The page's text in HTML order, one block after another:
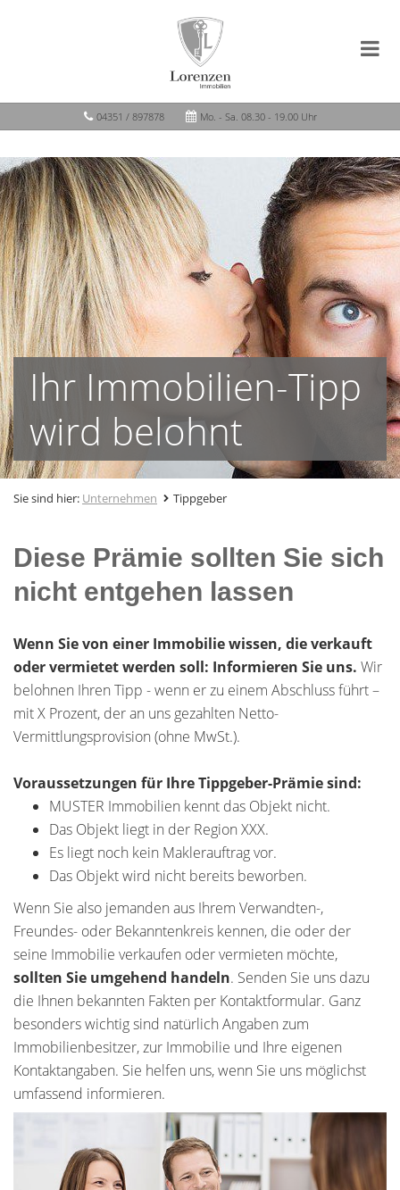
04351 / 897878 Mo. - Sa. 08.30 - 19.00 Uhr
Ihr Immobilien-Tipp
wird belohnt
Sie sind hier: Unternehmen Tippgeber
Diese Prämie sollten Sie sich
nicht entgehen lassen
Wenn Sie von einer Immobilie wissen, die verkauft
oder vermietet werden soll: Informieren Sie uns. Wir
belohnen Ihren Tipp - wenn er zu einem Abschluss führt –
mit X Prozent, der an uns gezahlten Netto-
Vermittlungsprovision (ohne MwSt.).
Voraussetzungen für Ihre Tippgeber-Prämie sind:
MUSTER Immobilien kennt das Objekt nicht.
Das Objekt liegt in der Region XXX.
Es liegt noch kein Maklerauftrag vor.
Das Objekt wird nicht bereits beworben.
Wenn Sie also jemanden aus Ihrem Verwandten-,
Freundes- oder Bekanntenkreis kennen, die oder der
seine Immobilie verkaufen oder vermieten möchte,
sollten Sie umgehend handeln. Senden Sie uns dazu
die Ihnen bekannten Fakten per Kontaktformular. Ganz
besonders wichtig sind natürlich Angaben zum
Immobilienbesitzer, zur Immobilie und Ihre eigenen
Kontaktangaben. Sie helfen uns, wenn Sie uns möglichst
umfassend informieren.